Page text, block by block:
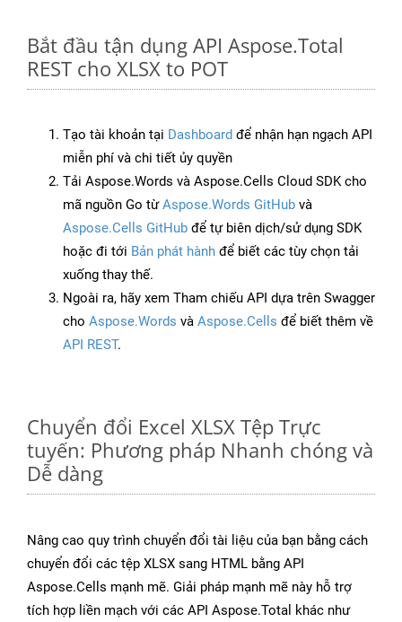
Bắt đầu tận dụng API Aspose.Total
REST cho XLSX to POT
Tạo tài khoản tại Dashboard để nhận hạn ngạch API
miễn phí và chi tiết ủy quyền
Tải Aspose.Words và Aspose.Cells Cloud SDK cho
mã nguồn Go từAspose.Words GitHub và
Aspose.Cells GitHub để tự biên dịch/sử dụng SDK
hoặc đi tới Bản phát hành để biết các tùy chọn tải
xuống thay thế.
Ngoài ra, hãy xem Tham chiếu API dựa trên Swagger
cho Aspose.Words và Aspose.Cells để biết thêm về
API REST.
Chuyển đổi Excel XLSX Tệp Trực
tuyến: Phương pháp Nhanh chóng và
Dễ dàng
Nâng cao quy trình chuyển đổi tài liệu của bạn bằng cách
chuyển đổi các tệp XLSX sang HTML bằng API
Aspose.Cells mạnh mẽ. Giải pháp mạnh mẽ này hỗ trợ
tích hợp liền mạch với các API Aspose.Total khác như